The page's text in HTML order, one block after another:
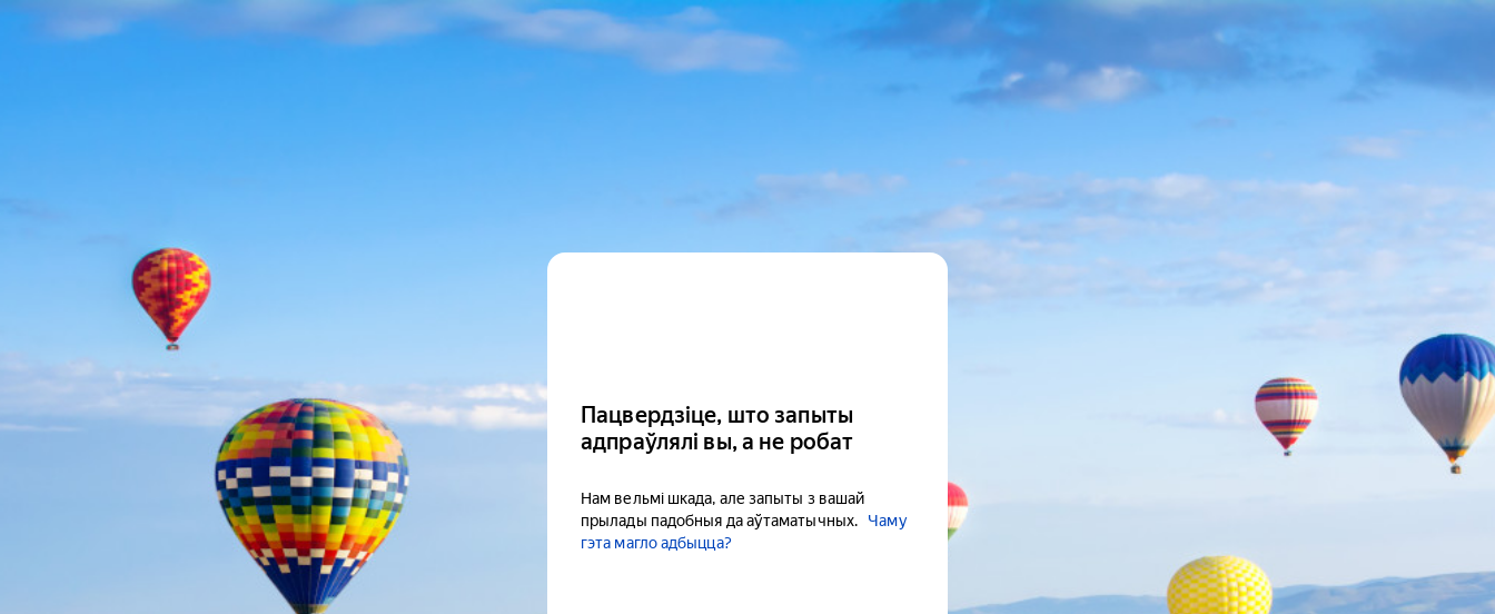
Пацвердзіце, што запыты
адпраўлялі вы, а не робат
Нам вельмі шкада, але запыты з вашай
прылады падобныя да аўтаматычных.
Чаму
гэта магло адбыцца?